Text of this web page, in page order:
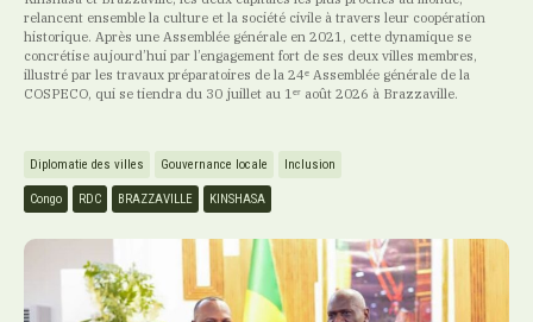
relancent ensemble la culture et la société civile à travers leur coopération
historique. Après une Assemblée générale en 2021, cette dynamique se
concrétise aujourd’hui par l’engagement fort de ses deux villes membres,
illustré par les travaux préparatoires de la 24ᵉ Assemblée générale de la
COSPECO, qui se tiendra du 30 juillet au 1ᵉʳ août 2026 à Brazzaville.
Diplomatie des villes Gouvernance locale Inclusion
Congo RDC BRAZZAVILLE KINSHASA